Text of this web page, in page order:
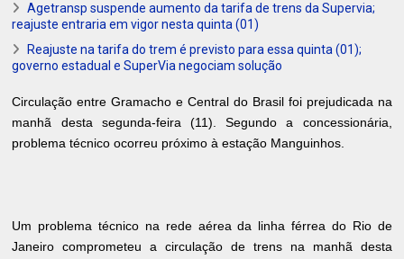
Agetransp suspende aumento da tarifa de trens da Supervia;
reajuste entraria em vigor nesta quinta (01)
Reajuste na tarifa do trem é previsto para essa quinta (01);
governo estadual e SuperVia negociam solução
Circulação entre Gramacho e Central do Brasil foi prejudicada na
manhã desta segunda-feira (11). Segundo a concessionária,
problema técnico ocorreu próximo à estação Manguinhos.
Um problema técnico na rede aérea da linha férrea do Rio de
Janeiro comprometeu a circulação de trens na manhã desta